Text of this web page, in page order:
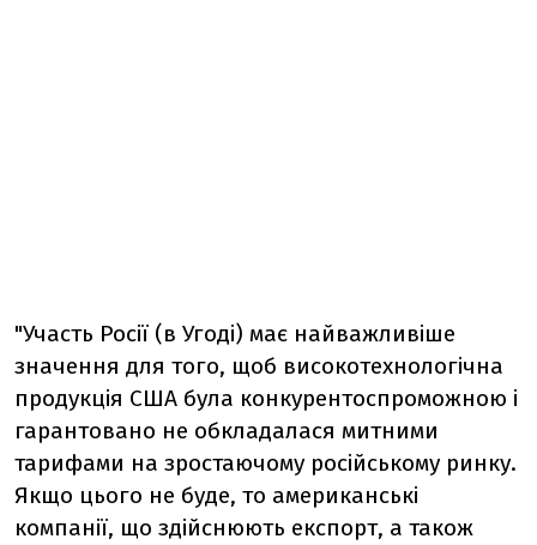
"Участь Росії (в Угоді) має найважливіше
значення для того, щоб високотехнологічна
продукція США була конкурентоспроможною і
гарантовано не обкладалася митними
тарифами на зростаючому російському ринку.
Якщо цього не буде, то американські
компанії, що здійснюють експорт, а також